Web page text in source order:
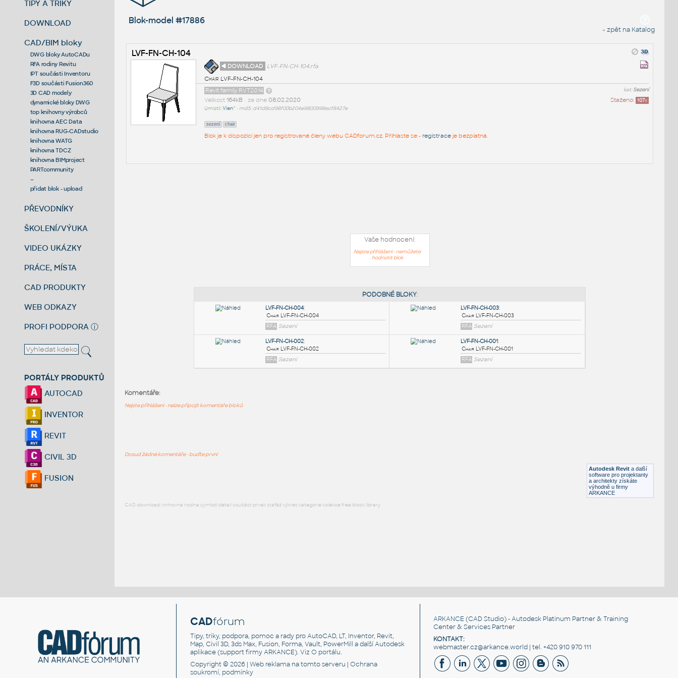
TIPY A TRIKY
DOWNLOAD
CAD/BIM bloky
DWG bloky AutoCADu
RFA rodiny Revitu
IPT součásti Inventoru
F3D součásti Fusion360
3D CAD modely
dynamické bloky DWG
top knihovny výrobců
knihovna AEC Data
knihovna RUG-CADstudio
knihovna WATG
knihovna TDCZ
knihovna BIMproject
PARTcommunity
--
přidat blok - upload
PŘEVODNÍKY
ŠKOLENÍ/VÝUKA
VIDEO UKÁZKY
PRÁCE, MÍSTA
CAD PRODUKTY
WEB ODKAZY
PROFI PODPORA ⓘ
PORTÁLY PRODUKTŮ
AUTOCAD
INVENTOR
REVIT
CIVIL 3D
FUSION
Blok-model #17886
« zpět na Katalog
LVF-FN-CH-104
◄ DOWNLOAD
LVF-FN-CH-104.rfa
Chair LVF-FN-CH-104
kat:Sezení
Revit family RVT2014
Staženo: 107x
Velikost 164kB• ze dne 08.02.2020
Umístil:Vien^ • md5: d41d8cd98f00b204e9800998ecf8427e
sezení chair
Blok je k dispozici jen pro registrované členy webu CADforum.cz. Přihlaste se - registraceje bezplatná.
Vaše hodnocení:
Nejste přihlášeni - nemůžete
hodnotit blok
Autodesk Revit a další
software pro projektanty
a architekty získáte
výhodně u firmy
ARKANCE
Komentáře:
Nejste přihlášeni - nelze připojit komentáře bloků
Dosud žádné komentáře - buďte první
CAD download: knihovna rodina symbol detail součást prvek stafáž výkres kategorie kolekce free block library
CADfórum
Tipy, triky, podpora, pomoc a rady pro AutoCAD, LT, Inventor, Revit,
Map, Civil 3D, 3ds Max, Fusion, Forma, Vault, PowerMill a další Autodesk
aplikace (support firmy ARKANCE). VizO portálu.
Copyright © 2026 |Web reklama na tomto serveru |Ochrana
soukromí, podmínky
ARKANCE (CAD Studio) - Autodesk Platinum Partner & Training
Center & Services Partner
KONTAKT:
webmaster.cz@arkance.world | tel. +420 910 970 111